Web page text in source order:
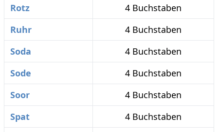
Rotz
4 Buchstaben
Ruhr
4 Buchstaben
Soda
4 Buchstaben
Sode
4 Buchstaben
Soor
4 Buchstaben
Spat
4 Buchstaben